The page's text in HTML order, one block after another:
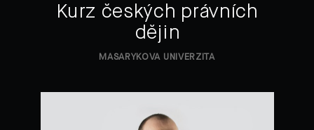
Kurz českých právních
dějin
MASARYKOVA UNIVERZITA